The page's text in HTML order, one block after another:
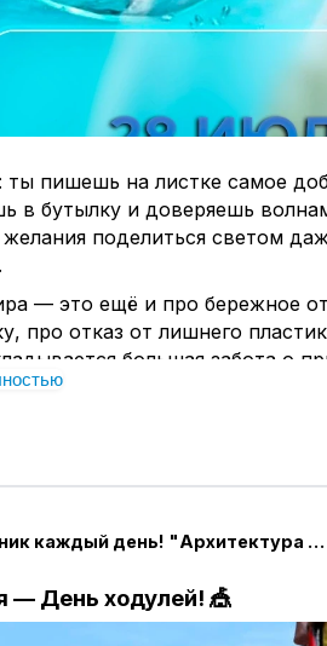
ты пишешь на листке самое
в бутылку и доверяешь
поделиться светом
— это ещё и про бережное
про отказ от лишнего
большая забота о
пожелание другу или
в комментариях: если бы ты
написано? Одно
твой маленький вклад в
#ДобрыеПожелания
Праздник каждый день! "Архитектура настроения" магазин "Твоего праздника"
— День ходулей! 🎪